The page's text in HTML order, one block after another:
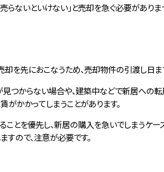
らないといけない」と売却を急ぐ必要があ
却を先におこなうため、売却物件の引渡し日
つからない場合や、建築中などで新居への
かかってしまうことがあります。
とを優先し、新居の購入を急いでしまうケー
ので、注意が必要です。